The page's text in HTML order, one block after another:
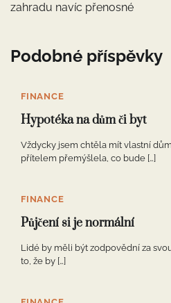
příspěvek
zahradu navíc přenosné
Podobné příspěvky
FINANCE
Hypotéka na dům či byt
Vždycky jsem chtěla mít vlastní
přítelem přemýšlela, co bude […]
FINANCE
Půjčení si je normální
Lidé by měli být zodpovědní za
to, že by […]